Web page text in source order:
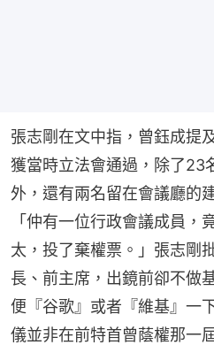
張志剛在文中指，曾鈺成提
獲當時立法會通過，除了23
外，還有兩名留在會議廳的
「仲有一位行政會議成員，
太，投了棄權票。」張志剛
長、前主席，出鏡前卻不做
便『谷歌』或者『維基』一
儀並非在前特首曾蔭權那一